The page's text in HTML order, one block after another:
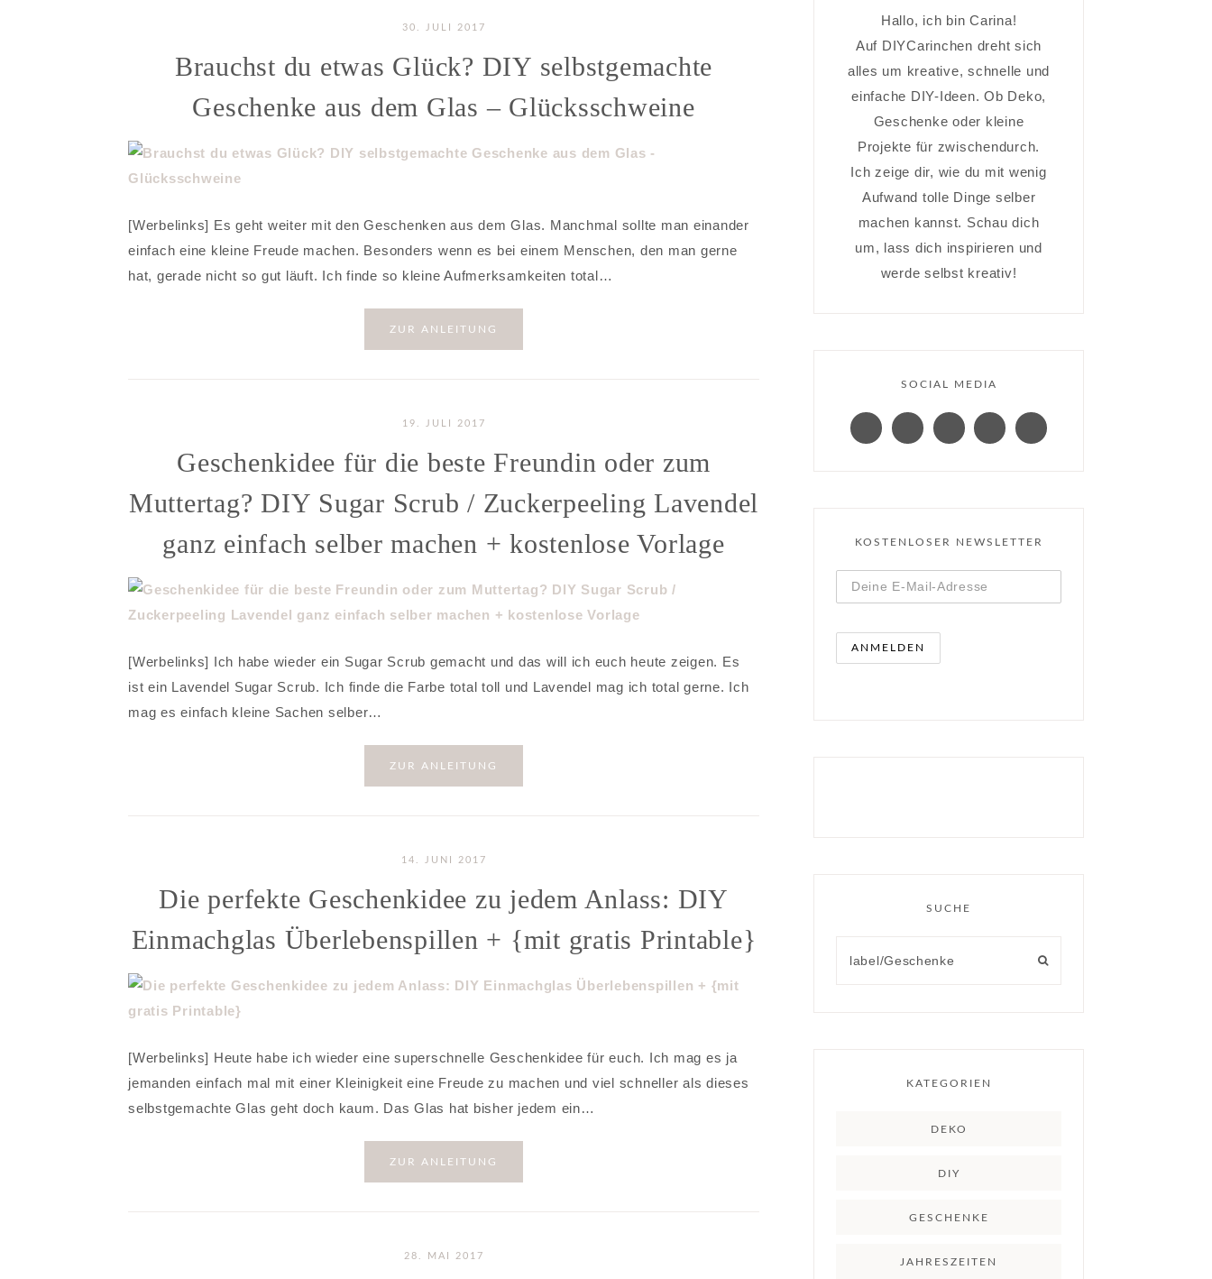
30. JULI 2017
Brauchst du etwas Glück? DIY selbstgemachte
Geschenke aus dem Glas – Glücksschweine
[Werbelinks] Es geht weiter mit den Geschenken aus dem Glas. Manchmal sollte man einander
einfach eine kleine Freude machen. Besonders wenn es bei einem Menschen, den man gerne
hat, gerade nicht so gut läuft. Ich finde so kleine Aufmerksamkeiten total…
ZUR ANLEITUNG
19. JULI 2017
Geschenkidee für die beste Freundin oder zum
Muttertag? DIY Sugar Scrub / Zuckerpeeling Lavendel
ganz einfach selber machen + kostenlose Vorlage
[Werbelinks] Ich habe wieder ein Sugar Scrub gemacht und das will ich euch heute zeigen. Es
ist ein Lavendel Sugar Scrub. Ich finde die Farbe total toll und Lavendel mag ich total gerne. Ich
mag es einfach kleine Sachen selber…
ZUR ANLEITUNG
14. JUNI 2017
Die perfekte Geschenkidee zu jedem Anlass: DIY
Einmachglas Überlebenspillen + {mit gratis Printable}
[Werbelinks] Heute habe ich wieder eine superschnelle Geschenkidee für euch. Ich mag es ja
jemanden einfach mal mit einer Kleinigkeit eine Freude zu machen und viel schneller als dieses
selbstgemachte Glas geht doch kaum. Das Glas hat bisher jedem ein…
ZUR ANLEITUNG
28. MAI 2017
Hallo, ich bin Carina!
Auf DIYCarinchen dreht sich
alles um kreative, schnelle und
einfache DIY-Ideen. Ob Deko,
Geschenke oder kleine
Projekte für zwischendurch.
Ich zeige dir, wie du mit wenig
Aufwand tolle Dinge selber
machen kannst. Schau dich
um, lass dich inspirieren und
werde selbst kreativ!
SOCIAL MEDIA
KOSTENLOSER NEWSLETTER
SUCHE
KATEGORIEN
DEKO
DIY
GESCHENKE
JAHRESZEITEN